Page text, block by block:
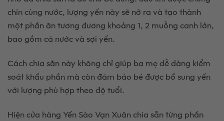
chín cùng nước, lượng yến này sẽ nở ra và tạo thành
một phần ăn tương đương khoảng 1, 2 muỗng canh lớn,
bao gồm cả nước và sợi yến.
Cách chia sẵn này không chỉ giúp ba mẹ dễ dàng kiểm
soát khẩu phần mà còn đảm bảo bé được bổ sung yến
với lượng phù hợp theo độ tuổi.
Hiện cửa hàng Yến Sào Vạn Xuân chia sẵn từng phần